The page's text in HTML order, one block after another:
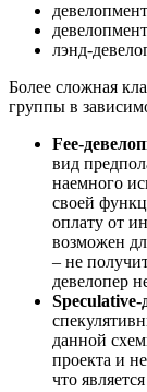
лэнд-
Более сложная
группы в
Fee-
вид
наемного
своей
оплату от
возможен
– не
девелопер
Speculative-
данной
проекта и
что